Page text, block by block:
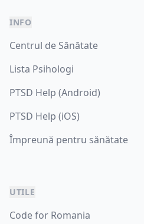
INFO
Centrul de Sănătate
Lista Psihologi
PTSD Help (Android)
PTSD Help (iOS)
Împreună pentru sănătate
UTILE
Code for Romania